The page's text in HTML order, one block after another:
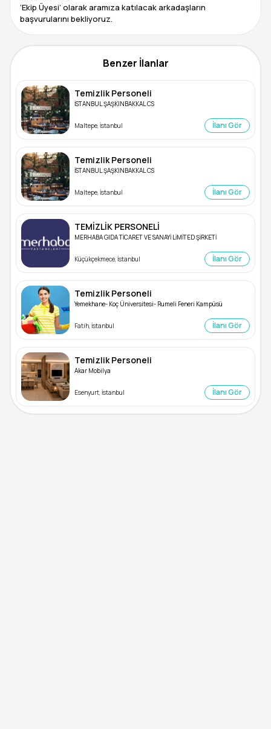
‘Ekip Üyesi’ olarak aramıza katılacak arkadaşların
başvurularını bekliyoruz.
Benzer İlanlar
Temizlik Personeli
İSTANBUL ŞAŞKINBAKKAL CS
Maltepe, İstanbul İlanı Gör
Temizlik Personeli
İSTANBUL ŞAŞKINBAKKAL CS
Maltepe, İstanbul İlanı Gör
TEMİZLİK PERSONELİ
MERHABA GIDA TİCARET VE SANAYİ LİMİTED ŞİRKETİ
Küçükçekmece, İstanbul İlanı Gör
Temizlik Personeli
Yemekhane- Koç Üniversitesi- Rumeli Feneri Kampüsü
Fatih, İstanbul İlanı Gör
Temizlik Personeli
Akar Mobilya
Esenyurt, İstanbul İlanı Gör